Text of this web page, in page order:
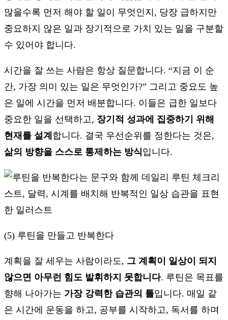
많을수록 먼저 해야 할 일이 무엇인지, 당장 급하지만
중요하지 않은 일과 장기적으로 가치 있는 일을 구분할
수 있어야 합니다.
시간을 잘 쓰는 사람은 항상 질문합니다. “지금 이 순
간, 가장 의미 있는 일은 무엇인가?” 그리고 중요도 높
은 일에 시간을 먼저 배분합니다. 이들은 급한 일보다
중요한 일을 선택하고, 장기적 성과에 집중하기 위해
현재를 설계 합니다. 결국 우선순위를 정한다는 것은,
삶의 방향을 스스로 통제하는 방식입니다.
(5) 루틴을 만들고 반복한다
계획을 잘 세우는 사람이라도, 그 계획이 일상이 되지
않으면 아무런 힘도 발휘하지 못합니다. 루틴은 목표를
향해 나아가는 가장 강력한 습관의 틀입니다. 매일 같
은 시간에 운동을 하고, 공부를 시작하고, 독서를 하며